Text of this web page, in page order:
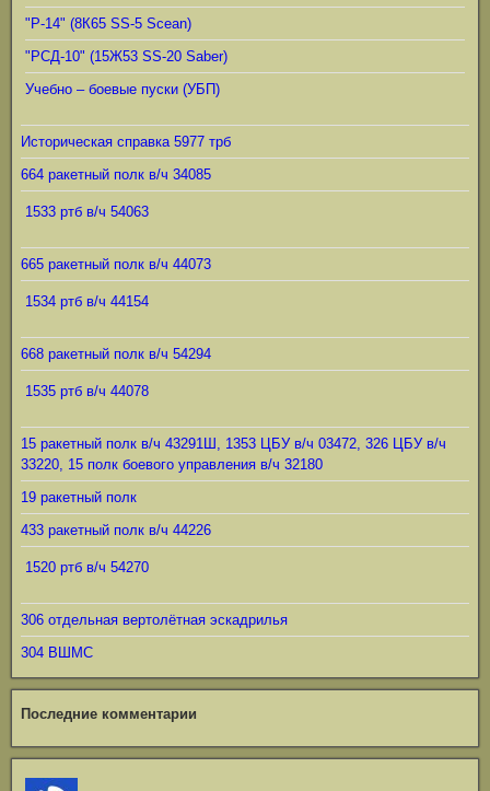
"Р-14" (8К65 SS-5 Scean)
"РСД-10" (15Ж53 SS-20 Saber)
Учебно – боевые пуски (УБП)
Историческая справка 5977 трб
664 ракетный полк в/ч 34085
1533 ртб в/ч 54063
665 ракетный полк в/ч 44073
1534 ртб в/ч 44154
668 ракетный полк в/ч 54294
1535 ртб в/ч 44078
15 ракетный полк в/ч 43291Ш, 1353 ЦБУ в/ч 03472, 326 ЦБУ в/ч
33220, 15 полк боевого управления в/ч 32180
19 ракетный полк
433 ракетный полк в/ч 44226
1520 ртб в/ч 54270
306 отдельная вертолётная эскадрилья
304 ВШМС
Последние комментарии